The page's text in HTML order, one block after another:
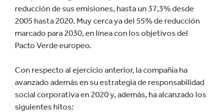
reducción de sus emisiones, hasta un 37,3% desde
2005 hasta 2020. Muy cerca ya del 55% de reducción
marcado para 2030, en línea con los objetivos del
Pacto Verde europeo.
Con respecto al ejercicio anterior, la compañía ha
avanzado además en su estrategia de responsabilidad
social corporativa en 2020 y, además, ha alcanzado los
siguientes hitos: